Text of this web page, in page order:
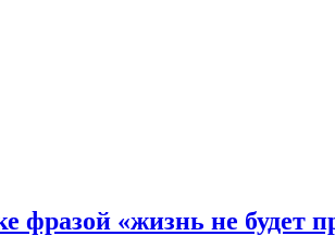
фразой «жизнь не будет